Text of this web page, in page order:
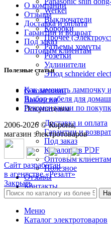
Werkel
Выключатели
Коробки
Прочее
Разъемы хомуты
Розетки
Удлинители
Этюд schneider
О компании
Вакансии
Покупателям
Доставка и оплата
Гарантии и возврат
Под заказ
Каталоги в PDF
Оптовым клиентам
Полезное
Отзывы
Контакты
8 (3842) 21-14-47
Поможем с выбором
О компании
Отзывы
Доставка и оплата
Гарантии и возврат
Под заказ
Оптовым клиентам
Полезные статьи
Как заменить лампочку
Выбор кабеля для
Рекомендации по
2006-2026© Корона,
магазин электротоваров
Сайт разработан
в агентстве «Резалт»
Закрыть
Меню
Каталог электротоваров